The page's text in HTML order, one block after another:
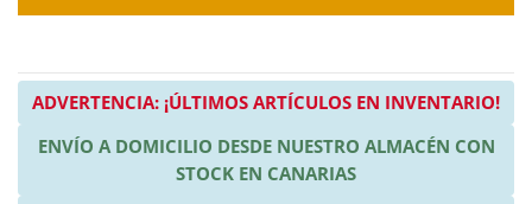
ADVERTENCIA: ¡ÚLTIMOS ARTÍCULOS EN INVENTARIO!
ENVÍO A DOMICILIO DESDE NUESTRO ALMACÉN CON
STOCK EN CANARIAS